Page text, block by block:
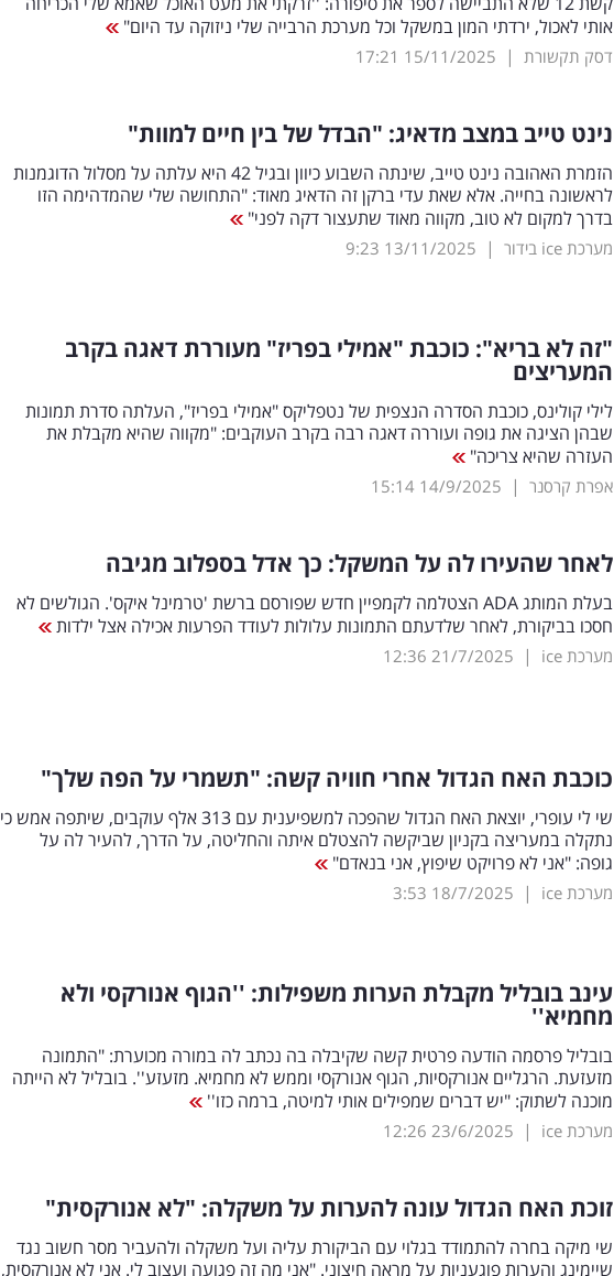
אותי לאכול, ירדתי המון במשקל וכל מערכת הרבייה שלי ניזוקה עד היום"
דסק תקשורת |
15/11/2025
17:21
נינט טייב במצב מדאיג: "הבדל של בין חיים למוות"
הזמרת האהובה נינט טייב, שינתה השבוע כיוון ובגיל 42 היא עלתה על מסלול הדוגמנות
לראשונה בחייה. אלא שאת עדי ברקן זה הדאיג מאוד: "התחושה שלי שהמדהימה הזו
בדרך למקום לא טוב, מקווה מאוד שתעצור דקה לפני"
מערכת ice בידור |
13/11/2025
9:23
"זה לא בריא": כוכבת "אמילי בפריז" מעוררת דאגה בקרב
המעריצים
לילי קולינס, כוכבת הסדרה הנצפית של נטפליקס "אמילי בפריז", העלתה סדרת תמונות
שבהן הציגה את גופה ועוררה דאגה רבה בקרב העוקבים: "מקווה שהיא מקבלת את
העזרה שהיא צריכה"
אפרת קרסנר |
14/9/2025
15:14
לאחר שהעירו לה על המשקל: כך אדל בספלוב מגיבה
בעלת המותג ADA הצטלמה לקמפיין חדש שפורסם ברשת 'טרמינל איקס'. הגולשים לא
חסכו בביקורת, לאחר שלדעתם התמונות עלולות לעודד הפרעות אכילה אצל ילדות
מערכת ice |
21/7/2025
12:36
כוכבת האח הגדול אחרי חוויה קשה: "תשמרי על הפה שלך"
שי לי עופרי, יוצאת האח הגדול שהפכה למשפיענית עם 313 אלף עוקבים, שיתפה אמש כי
נתקלה במעריצה בקניון שביקשה להצטלם איתה והחליטה, על הדרך, להעיר לה על
גופה: "אני לא פרויקט שיפוץ, אני בנאדם"
מערכת ice |
18/7/2025
3:53
עינב בובליל מקבלת הערות משפילות: ''הגוף אנורקסי ולא
מחמיא''
בובליל פרסמה הודעה פרטית קשה שקיבלה בה נכתב לה במורה מכוערת: "התמונה
מזעזעת. הרגליים אנורקסיות, הגוף אנורקסי וממש לא מחמיא. מזעזע''. בובליל לא הייתה
מוכנה לשתוק: "יש דברים שמפילים אותי למיטה, ברמה כזו''
מערכת ice |
23/6/2025
12:26
זוכת האח הגדול עונה להערות על משקלה: "לא אנורקסית"
שי מיקה בחרה להתמודד בגלוי עם הביקורת עליה ועל משקלה ולהעביר מסר חשוב נגד
שיימינג והערות פוגעניות על מראה חיצוני. "אני מה זה פגועה ועצוב לי. אני לא אנורקסית,